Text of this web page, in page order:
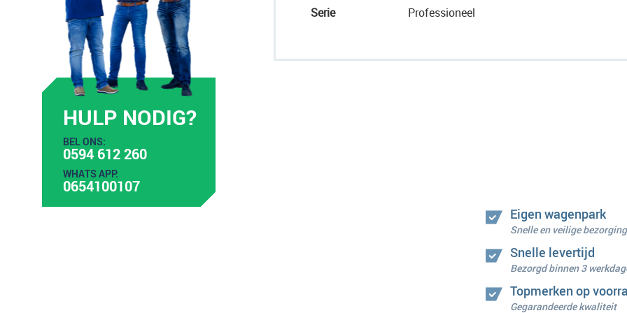
HULP NODIG?
BEL ONS:
0594 612 260
WHATS APP:
0654100107
Serie
Professioneel
Eigen wagenpark
Snelle en veilige bezorging
Snelle levertijd
Bezorgd binnen 3
Topmerken op
Gegarandeerde kwaliteit